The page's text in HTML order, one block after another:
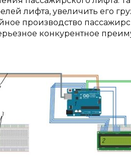
лифта, увеличить его
производство
конкурентное